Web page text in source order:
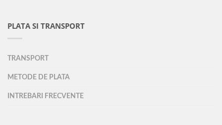
PLATA SI TRANSPORT
TRANSPORT
METODE DE PLATA
INTREBARI FRECVENTE